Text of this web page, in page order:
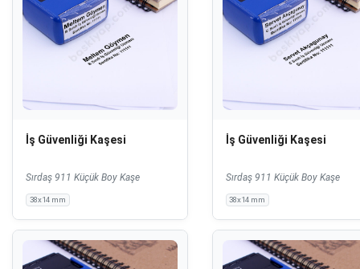
İş Güvenliği Kaşesi
Sırdaş 911 Küçük Boy Kaşe
38x14 mm
İş Güvenliği Kaşesi
Sırdaş 911 Küçük Boy Kaşe
38x14 mm